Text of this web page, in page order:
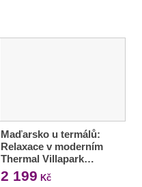
Maďarsko u termálů:
Relaxace v moderním
Thermal Villapark…
2 199 Kč